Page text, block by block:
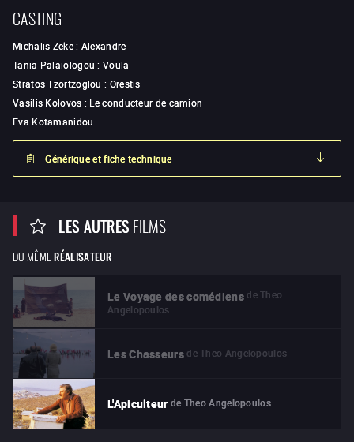
CASTING
Michalis Zeke: Alexandre
Tania Palaiologou:Voula
Stratos Tzortzoglou: Orestis
Vasilis Kolovos : Le conducteur de camion
Eva Kotamanidou
Générique et fiche technique
LES AUTRESFILMS
DU MÊME RÉALISATEUR
Le Voyage des comédiens de Theo
Angelopoulos
Les Chasseurs de Theo Angelopoulos
L'Apiculteur de Theo Angelopoulos